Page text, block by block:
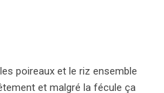
poireaux et le riz ensemble
et malgré la fécule ça